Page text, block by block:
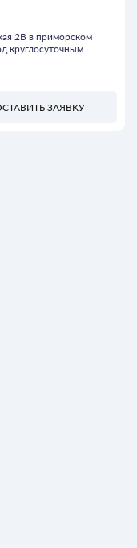
2В в приморском
круглосуточным
ЗАЯВКУ